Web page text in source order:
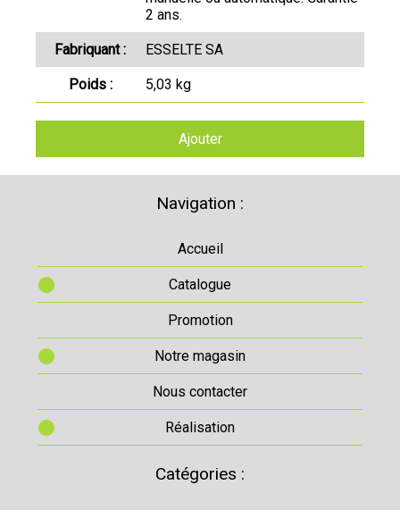
2 ans.
Fabriquant : ESSELTE SA
Poids : 5,03 kg
Ajouter
Navigation :
Accueil
Catalogue
Promotion
Notre magasin
Nous contacter
Réalisation
Catégories :